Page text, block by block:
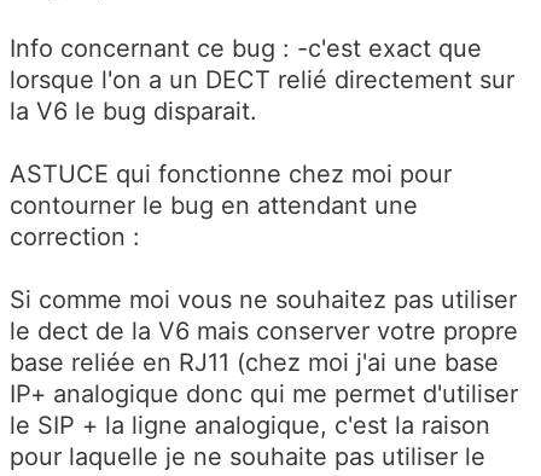
Info concernant ce bug : -c'est exact que
lorsque l'on a un DECT relié directement sur
la V6 le bug disparait.
ASTUCE qui fonctionne chez moi pour
contourner le bug en attendant une
correction :
Si comme moi vous ne souhaitez pas utiliser
le dect de la V6 mais conserver votre propre
base reliée en RJ11 (chez moi j'ai une base
IP+ analogique donc qui me permet d'utiliser
le SIP + la ligne analogique, c'est la raison
pour laquelle je ne souhaite pas utiliser le